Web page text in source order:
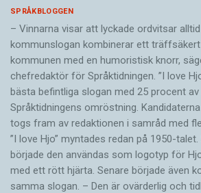
SPRÅKBLOGGEN
– Vinnarna visar att lyckade ordvitsar
kommunslogan kombinerar ett
kommunen med en humoristisk knorr,
chefredaktör för Språktidningen. ”I love
bästa befintliga slogan med 25 procent
Språktidningens omröstning.
togs fram av redaktionen i samråd med
”I love Hjo” myntades redan på 1950-
började den användas som logotyp för
med ett rött hjärta. Senare började även
samma slogan. – Den är ovärderlig och